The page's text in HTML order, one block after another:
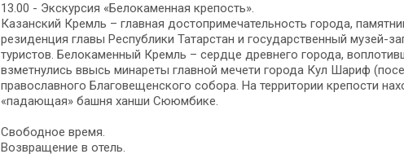
13.00 - Экскурсия «Белокаменная крепость».
Казанский Кремль – главная достопримечательность города,
резиденция главы Республики Татарстан и государственный
туристов. Белокаменный Кремль – сердце древнего города,
взметнулись ввысь минареты главной мечети города Кул Шариф
православного Благовещенского собора. На территории крепости
«падающая» башня ханши Сююмбике.
Свободное время.
Возвращение в отель.